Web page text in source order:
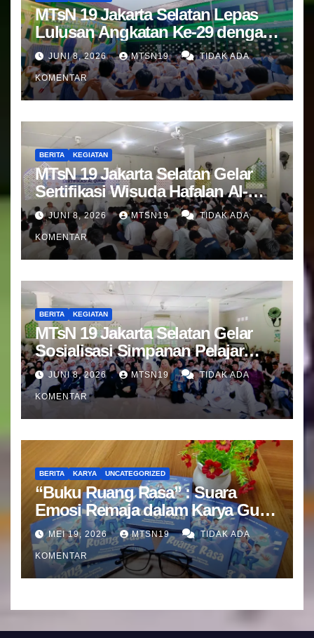
MTsN 19 Jakarta Selatan Lepas
Lulusan Angkatan Ke-29 dengan
Doa dan Harapan Terbaik
JUNI 8, 2026 MTSN19 TIDAK ADA
KOMENTAR
BERITA KEGIATAN
MTsN 19 Jakarta Selatan Gelar
Sertifikasi Wisuda Hafalan Al-
Qur’an
JUNI 8, 2026 MTSN19 TIDAK ADA
KOMENTAR
BERITA KEGIATAN
MTsN 19 Jakarta Selatan Gelar
Sosialisasi Simpanan Pelajar
(SIMPEL) Bersama Bank Mandiri
JUNI 8, 2026 MTSN19 TIDAK ADA
KOMENTAR
BERITA KARYA UNCATEGORIZED
“Buku Ruang Rasa” : Suara
Emosi Remaja dalam Karya Guru
BK MTsN 19 Jakarta Selatan
MEI 19, 2026 MTSN19 TIDAK ADA
KOMENTAR